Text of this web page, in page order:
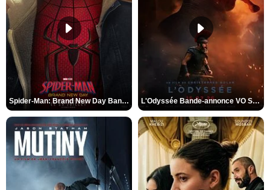
Spider-Man: Brand New Day Bande-annonce VO STFR L'Odyssée Bande-annonce VO STFR